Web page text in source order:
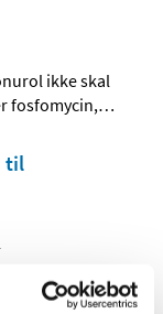
ikke skal
fosfomycin,…
til